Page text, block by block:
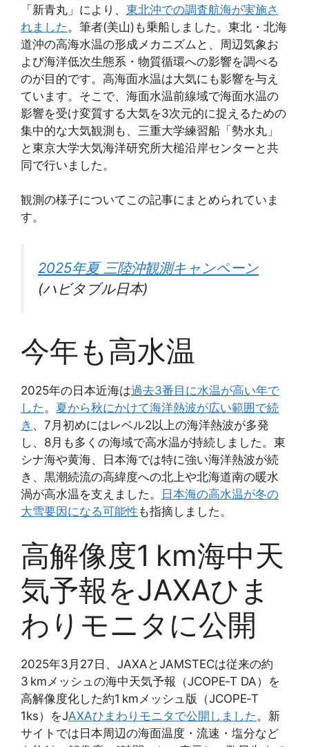
「新青丸」により、 東北沖での調査航海が実施さ
れました 。筆者(美山)も乗船しました。東北・北海
道沖の高海水温の形成メカニズムと、周辺気象お
よび海洋低次生態系・物質循環への影響を調べる
のが目的です。高海面水温は大気にも影響を与え
ています。そこで、海面水温前線域で海面水温の
影響を受け変質する大気を3次元的に捉えるための
集中的な大気観測も、三重大学練習船「勢水丸」
と東京大学大気海洋研究所大槌沿岸センターと共
同で行いました。
観測の様子についてこの記事にまとめられていま
す。
2025年夏 三陸沖観測キャンペーン
(ハビタブル日本)
今年も高水温
2025年の日本近海は過去3番目に水温が高い年で
した。 夏から秋にかけて海洋熱波が広い範囲で続
き 、7月初めにはレベル2以上の海洋熱波が多発
し、8月も多くの海域で高水温が持続しました。東
シナ海や黄海、日本海では特に強い海洋熱波が続
き、黒潮続流の高緯度への北上や北海道南の暖水
渦が高水温を支えました。
日本海の高水温が冬の
大雪要因になる可能性 も指摘しました。
高解像度1 km海中天
気予報をJAXAひま
わりモニタに公開
2025年3月27日、JAXAとJAMSTECは従来の約
3 kmメッシュの海中天気予報（JCOPE‑T DA）を
高解像度化した約1 kmメッシュ版（JCOPE‑T
1ks）をJAXAひまわりモニタで公開しました 。新
サイトでは日本周辺の海面温度・流速・塩分など